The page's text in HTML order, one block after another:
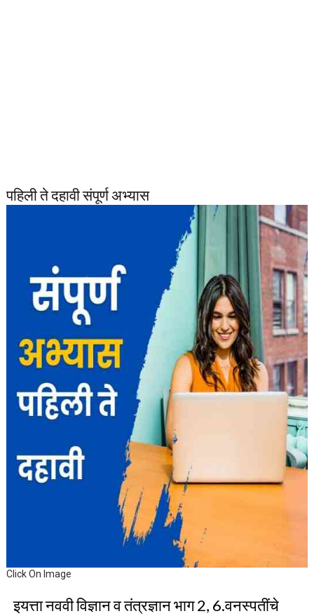
पहिली ते दहावी संपूर्ण अभ्यास
Click On Image
इयत्ता नववी विज्ञान व तंत्रज्ञान भाग 2, 6.वनस्पतींचे